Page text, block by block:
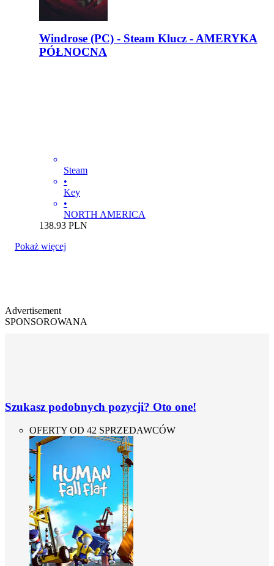
Windrose (PC) - Steam Klucz - AMERYKA
PÓŁNOCNA
Steam
•
Key
•
NORTH AMERICA
138.93 PLN
Pokaż więcej
Advertisement
SPONSOROWANA
Szukasz podobnych pozycji? Oto one!
OFERTY OD 42 SPRZEDAWCÓW